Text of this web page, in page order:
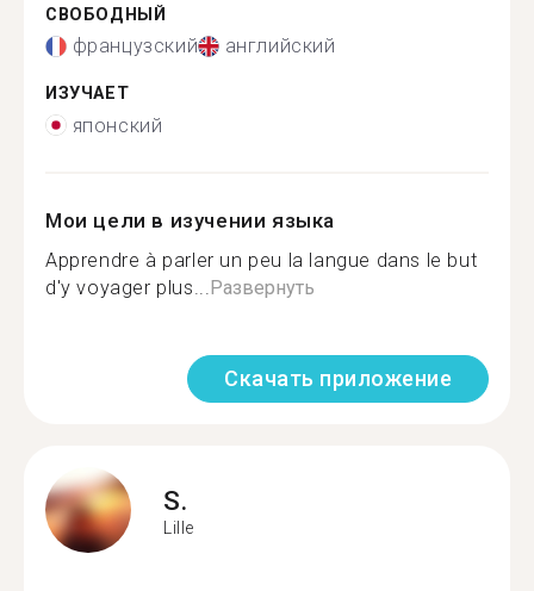
СВОБОДНЫЙ
французский английский
ИЗУЧАЕТ
японский
Мои цели в изучении языка
Apprendre à parler un peu la langue dans le but
d'y voyager plus... Развернуть
Скачать приложение
S.
Lille